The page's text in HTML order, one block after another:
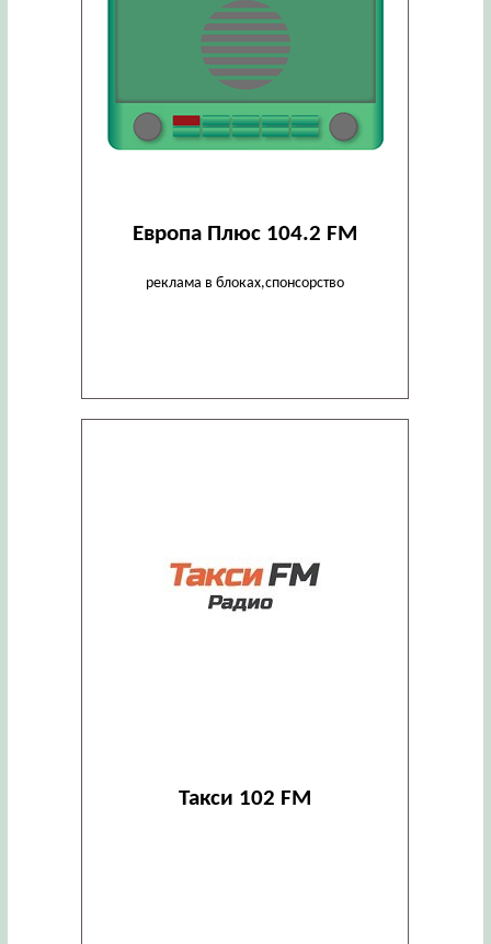
Европа Плюс 104.2 FM
реклама в блоках,спонсорство
Такси 102 FM